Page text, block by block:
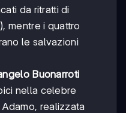
da ritratti di
mentre i quattro
le salvazioni
Buonarroti
nella celebre
realizzata